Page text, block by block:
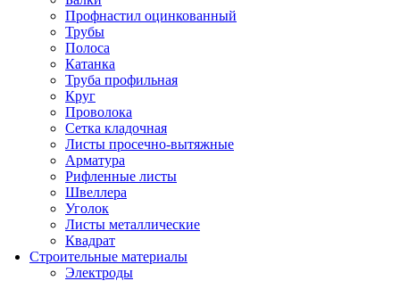
Профнастил оцинкованный
Трубы
Полоса
Катанка
Труба профильная
Круг
Проволока
Сетка кладочная
Листы просечно-вытяжные
Арматура
Рифленные листы
Швеллера
Уголок
Листы металлические
Квадрат
Строительные материалы
Электроды